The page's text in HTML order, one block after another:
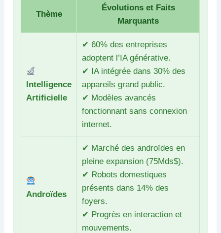
Thème
Évolutions et Faits
Marquants
Intelligence
Artificielle
✔ 60% des entreprises
adoptent l’IA générative.
✔ IA intégrée dans 30% des
appareils grand public.
✔ Modèles avancés
fonctionnant sans connexion
internet.
Androïdes
✔ Marché des androïdes en
pleine expansion (75Mds$).
✔ Robots domestiques
présents dans 14% des
foyers.
✔ Progrès en interaction et
mouvements.